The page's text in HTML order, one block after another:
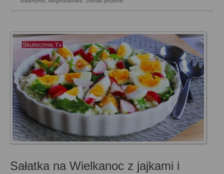
Sałatka na Wielkanoc z jajkami i